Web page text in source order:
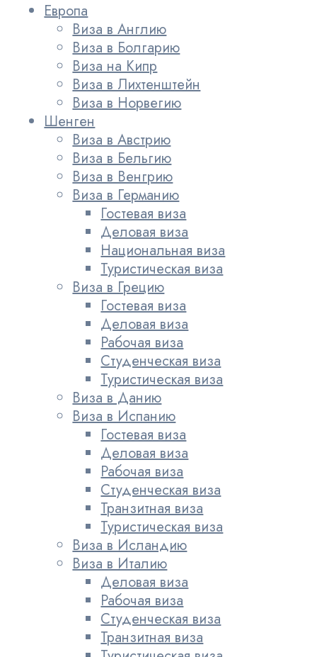
Европа
Виза в Англию
Виза в Болгарию
Виза на Кипр
Виза в Лихтенштейн
Виза в Норвегию
Шенген
Виза в Австрию
Виза в Бельгию
Виза в Венгрию
Виза в Германию
Гостевая виза
Деловая виза
Национальная виза
Туристическая виза
Виза в Грецию
Гостевая виза
Деловая виза
Рабочая виза
Студенческая виза
Туристическая виза
Виза в Данию
Виза в Испанию
Гостевая виза
Деловая виза
Рабочая виза
Студенческая виза
Транзитная виза
Туристическая виза
Виза в Исландию
Виза в Италию
Деловая виза
Рабочая виза
Студенческая виза
Транзитная виза